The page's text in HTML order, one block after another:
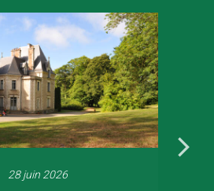
28 juin 2026